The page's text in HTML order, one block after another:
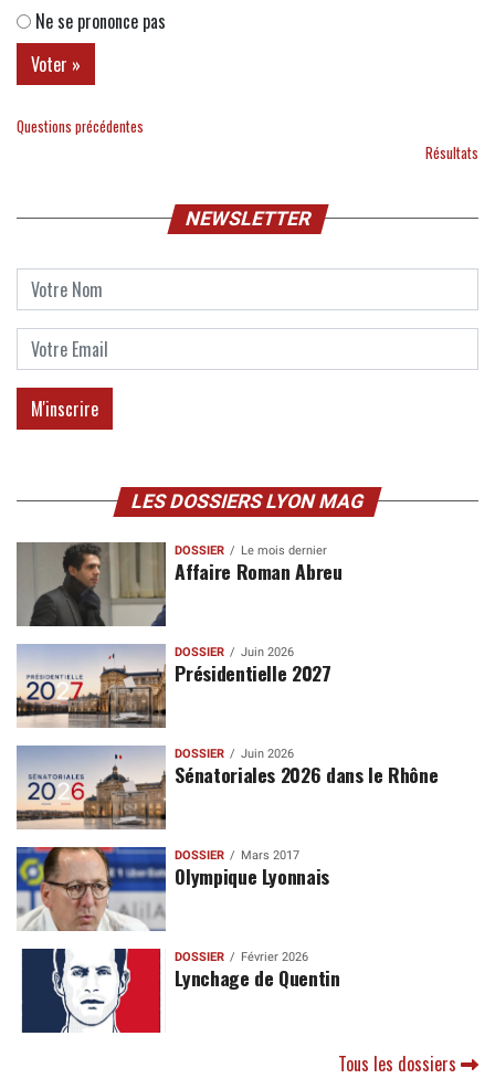
Ne se prononce pas
Questions précédentes
Résultats
NEWSLETTER
LES DOSSIERS LYON MAG
DOSSIER Le mois dernier
Affaire Roman Abreu
DOSSIER Juin 2026
Présidentielle 2027
DOSSIER Juin 2026
Sénatoriales 2026 dans le Rhône
DOSSIER Mars 2017
Olympique Lyonnais
DOSSIER Février 2026
Lynchage de Quentin
Tous les dossiers